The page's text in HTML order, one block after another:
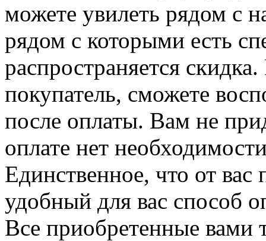
можете увилеть рядом с
рядом с которыми есть
распространяется
покупатель, сможете
после оплаты. Вам не
оплате нет
Единственное, что от вас
удобный для вас способ
Все приобретенные вами